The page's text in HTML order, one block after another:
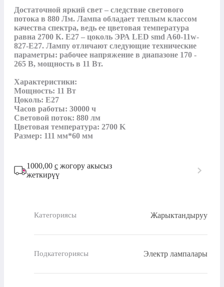
Достаточной яркий свет – следствие светового
потока в 880 Лм. Лампа обладает теплым классом
качества спектра, ведь ее цветовая температура
равна 2700 К. E27 – цоколь ЭРА LED smd A60-11w-
827-E27. Лампу отличают следующие технические
параметры: рабочее напряжение в диапазоне 170 -
265 В, мощность в 11 Вт.
Характеристики:
Мощность: 11 Вт
Цоколь: E27
Часов работы: 30000 ч
Световой поток: 880 лм
Цветовая температура: 2700 K
Размер: 111 мм*60 мм
1000,00 с жогору акысыз
жеткирүү
Категориясы Жарыктандыруу
Подкатегориясы Электр лампалары